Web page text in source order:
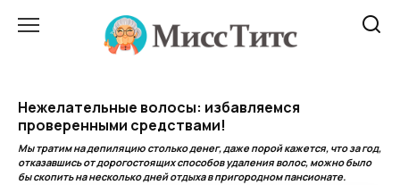
Нежелательные волосы: избавляемся
проверенными средствами!
Мы тратим на депиляцию столько денег, даже порой кажется, что за год,
отказавшись от дорогостоящих способов удаления волос, можно было
бы скопить на несколько дней отдыха в пригородном пансионате.